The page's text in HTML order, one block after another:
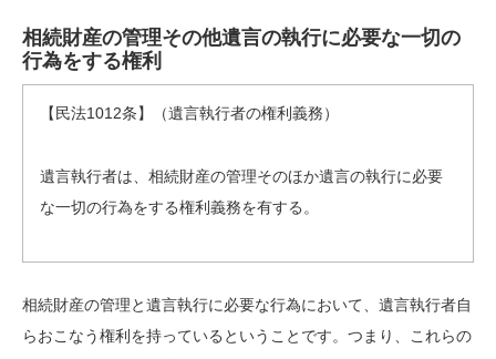
相続財産の管理その他遺言の執行に必要な一切の
行為をする権利
【民法1012条】（遺言執行者の権利義務）
遺言執行者は、相続財産の管理そのほか遺言の執行に必要
な一切の行為をする権利義務を有する。
相続財産の管理と遺言執行に必要な行為において、遺言執行者自
らおこなう権利を持っているということです。つまり、これらの